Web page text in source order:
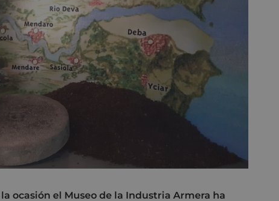
ocasión el Museo de la Industria Armera ha